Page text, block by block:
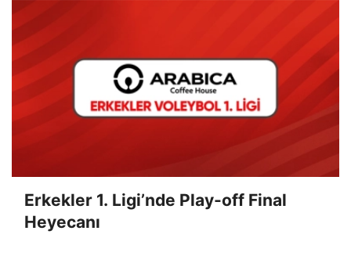
Erkekler 1. Ligi’nde Play-off Final
Heyecanı